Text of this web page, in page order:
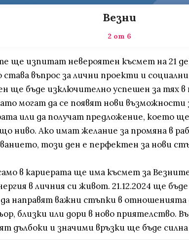
Везни
2 от 6
ще изпитат невероятен късмет на 21
става въпрос за лични проекти и
ще бъде изключително успешен за тях в
могат да се появят нови възможности
или да получат предложение, което ще
ниво. Ако имат желание за промяна в
този ден е перфектен за нови
в кариерата ще има късмет за
в личния си живот. 21.12.2024 ще
направят важни стъпки в отношенията
близки или дори в ново приятелство.
дълбоки и значими връзки ще бъде